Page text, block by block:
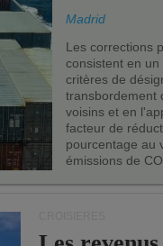
les ports
Madrid
Les corrections
consistent en
critères de
transbordement
voisins et en
facteur de
pourcentage au
émissions de